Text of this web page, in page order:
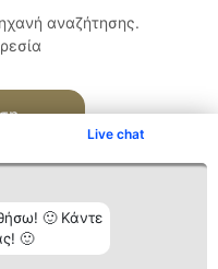
Live chat
🙂 Κάντε
🙂
αναζήτησης.